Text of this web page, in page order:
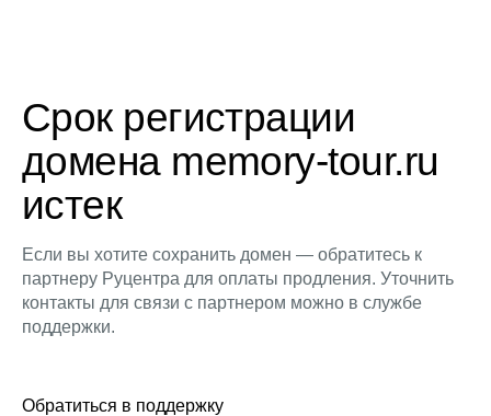
Срок регистрации
домена memory-tour.ru
истек
Если вы хотите сохранить домен — обратитесь к
партнеру Руцентра для оплаты продления. Уточнить
контакты для связи с партнером можно в службе
поддержки.
Обратиться в поддержку